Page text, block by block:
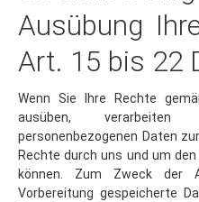
Art. 15 bis 22
ausüben,
personenbezogenen Daten
Rechte durch uns und um
können. Zum Zweck der
Vorbereitung gespeicherte
Zweck sowie für Zwecke der